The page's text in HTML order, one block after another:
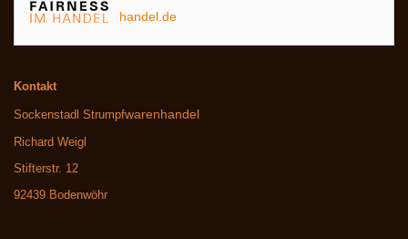
handel.de
Kontakt
Sockenstadl Strumpfwarenhandel
Richard Weigl
Stifterstr. 12
92439 Bodenwöhr